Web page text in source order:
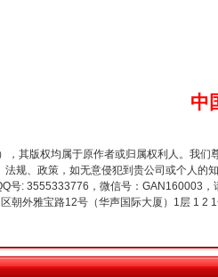
中
，其版权均属于原作者或归属权利人。我
规、政策，如无意侵犯到贵公司或个人的
号: 3555333776，微信号：GAN160003
外雅宝路12号（华声国际大厦）1层 1 2
教程"里的骗局